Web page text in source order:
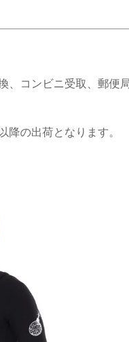
コンビニ受取、郵便
の出荷となります。